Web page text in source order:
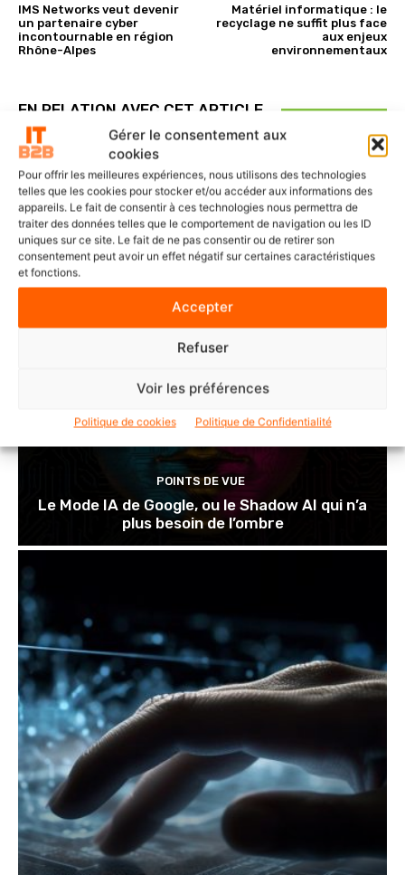
Gérer le consentement aux
cookies
Pour offrir les meilleures expériences, nous utilisons des technologies
telles que les cookies pour stocker et/ou accéder aux informations des
appareils. Le fait de consentir à ces technologies nous permettra de
traiter des données telles que le comportement de navigation ou les ID
uniques sur ce site. Le fait de ne pas consentir ou de retirer son
consentement peut avoir un effet négatif sur certaines caractéristiques
et fonctions.
Accepter
Refuser
Voir les préférences
Politique de cookies Politique de Confidentialité
IMS Networks veut devenir
un partenaire cyber
incontournable en région
Rhône-Alpes
Matériel informatique : le
recyclage ne suffit plus face
aux enjeux
environnementaux
EN RELATION AVEC CET ARTICLE
POINTS DE VUE
Le Mode IA de Google, ou le Shadow AI qui n’a
plus besoin de l’ombre